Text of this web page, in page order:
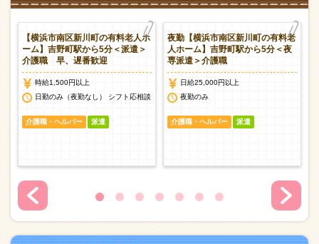
【横浜市南区新川町の有料老人ホ
ーム】吉野町駅から5分＜派遣＞
介護職 早、遅番歓迎
時給1,500円以上
日勤のみ（夜勤なし） シフト応相談
介護職・ヘルパー 派遣
夜勤【横浜市南区新川町の有料老
人ホーム】吉野町駅から5分＜夜
専派遣＞介護職
日給25,000円以上
夜勤のみ
介護職・ヘルパー 派遣